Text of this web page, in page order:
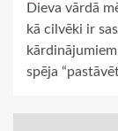
Dieva vārdā
kā cilvēki ir
spēja